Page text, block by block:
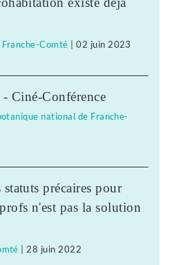
Comté |02 juin 2023
Ciné-Conférence
national de Franche-
précaires pour
n'est pas la solution
28 juin 2022